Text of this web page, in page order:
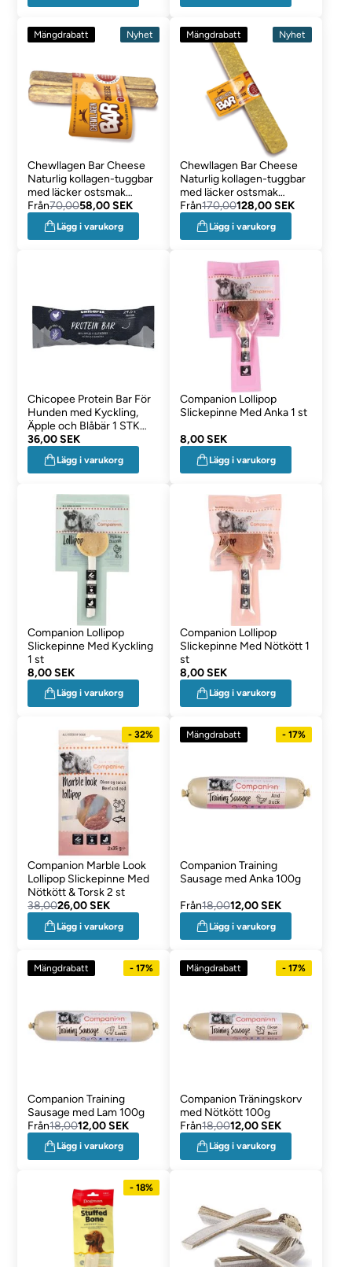
Mängdrabatt Nyhet
Chewllagen Bar Cheese
Naturlig kollagen-tuggbar
med läcker ostsmak
3PACK SMALL
Från70,0058,00 SEK
Lägg i varukorg
Mängdrabatt Nyhet
Chewllagen Bar Cheese
Naturlig kollagen-tuggbar
med läcker ostsmak
LARGE
Från170,00128,00 SEK
Lägg i varukorg
Chicopee Protein Bar För
Hunden med Kyckling,
Äpple och Blåbär 1 STK
25g
36,00 SEK
Lägg i varukorg
Companion Lollipop
Slickepinne Med Anka 1 st
8,00 SEK
Lägg i varukorg
Companion Lollipop
Slickepinne Med Kyckling
1 st
8,00 SEK
Lägg i varukorg
Companion Lollipop
Slickepinne Med Nötkött 1
st
8,00 SEK
Lägg i varukorg
- 32%
Companion Marble Look
Lollipop Slickepinne Med
Nötkött & Torsk 2 st
38,0026,00 SEK
Lägg i varukorg
Mängdrabatt - 17%
Companion Training
Sausage med Anka 100g
Från18,0012,00 SEK
Lägg i varukorg
Mängdrabatt - 17%
Companion Training
Sausage med Lam 100g
Från18,0012,00 SEK
Lägg i varukorg
Mängdrabatt - 17%
Companion Träningskorv
med Nötkött 100g
Från18,0012,00 SEK
Lägg i varukorg
- 18%